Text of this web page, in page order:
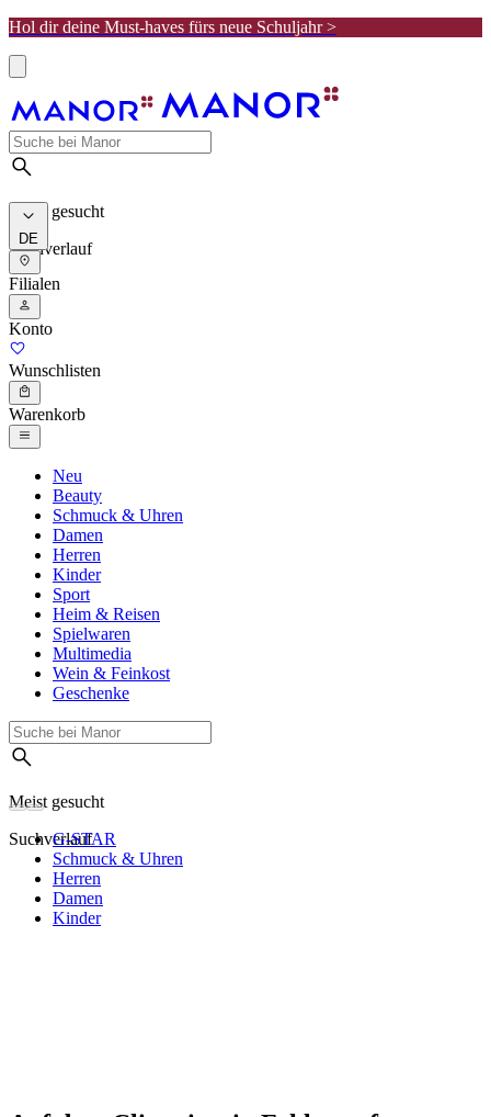
Hol dir deine Must-haves fürs neue Schuljahr >
Meist gesucht
Suchverlauf
DE
Filialen
Konto
Wunschlisten
Warenkorb
Neu
Beauty
Schmuck & Uhren
Damen
Herren
Kinder
Sport
Heim & Reisen
Spielwaren
Multimedia
Wein & Feinkost
Geschenke
Meist gesucht
Suchverlauf
G-STAR
Schmuck & Uhren
Herren
Damen
Kinder